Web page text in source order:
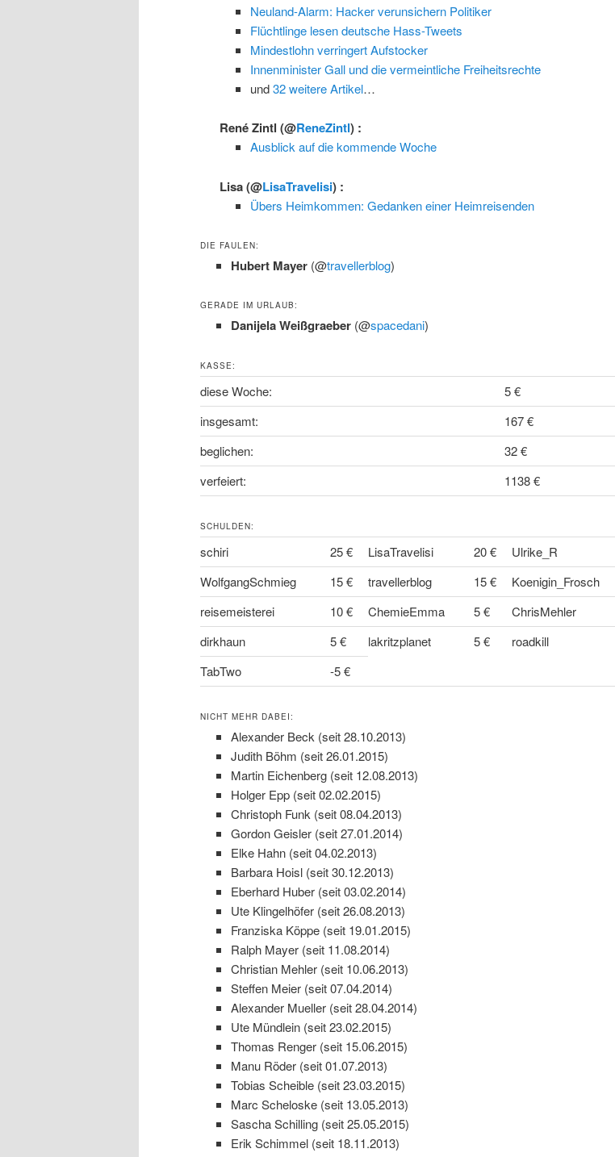
Neuland-Alarm: Hacker verunsichern Politiker
Flüchtlinge lesen deutsche Hass-Tweets
Mindestlohn verringert Aufstocker
Innenminister Gall und die vermeintliche Freiheitsrechte
und32 weitere Artikel…
René Zintl(@ReneZintl) :
Ausblick auf die kommende Woche
Lisa(@LisaTravelisi) :
Übers Heimkommen: Gedanken einer Heimreisenden
DIE FAULEN:
Hubert Mayer (@travellerblog)
GERADE IM URLAUB:
Danijela Weißgraeber (@spacedani)
KASSE:
diese Woche:
5 €
insgesamt:
167 €
beglichen:
32 €
verfeiert:
1138 €
SCHULDEN:
schiri 25 € LisaTravelisi 20 € Ulrike_R
WolfgangSchmieg
15 € travellerblog 15 € Koenigin_Frosch
reisemeisterei
10 € ChemieEmma 5 € ChrisMehler
dirkhaun
5 € lakritzplanet 5 € roadkill
TabTwo
-5 €
NICHT MEHR DABEI:
Alexander Beck (seit 28.10.2013)
Judith Böhm (seit 26.01.2015)
Martin Eichenberg (seit 12.08.2013)
Holger Epp (seit 02.02.2015)
Christoph Funk (seit 08.04.2013)
Gordon Geisler (seit 27.01.2014)
Elke Hahn (seit 04.02.2013)
Barbara Hoisl (seit 30.12.2013)
Eberhard Huber (seit 03.02.2014)
Ute Klingelhöfer (seit 26.08.2013)
Franziska Köppe (seit 19.01.2015)
Ralph Mayer (seit 11.08.2014)
Christian Mehler (seit 10.06.2013)
Steffen Meier (seit 07.04.2014)
Alexander Mueller (seit 28.04.2014)
Ute Mündlein (seit 23.02.2015)
Thomas Renger (seit 15.06.2015)
Manu Röder (seit 01.07.2013)
Tobias Scheible (seit 23.03.2015)
Marc Scheloske (seit 13.05.2013)
Sascha Schilling (seit 25.05.2015)
Erik Schimmel (seit 18.11.2013)